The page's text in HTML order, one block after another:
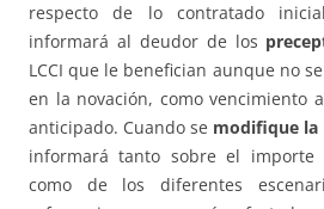
respecto de lo contratado
informará al deudor de los
LCCI que le benefician aunque no
en la novación, como vencimiento
anticipado. Cuando se modifique la
informará tanto sobre el importe
como de los diferentes